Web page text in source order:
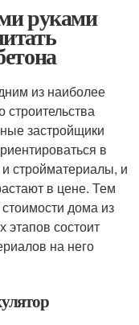
руками
из наиболее
строительства
застройщики
в
стройматериалы, и
в цене. Тем
дома из
этапов состоит
на него